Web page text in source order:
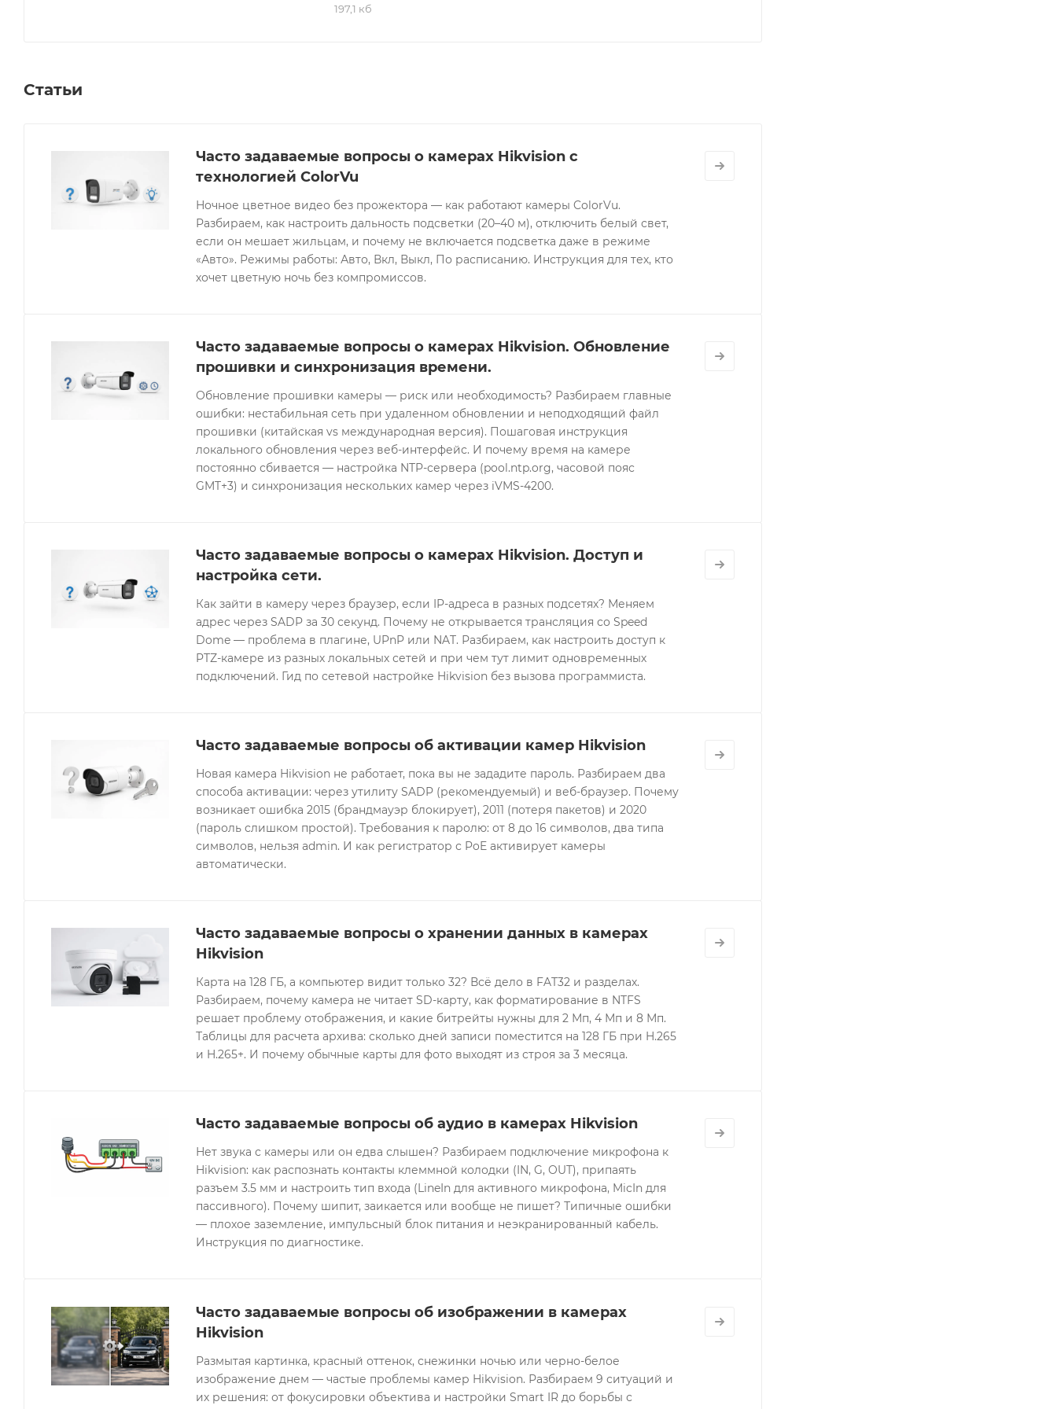
197,1 кб
Статьи
Часто задаваемые вопросы о камерах Hikvision с
технологией ColorVu
Ночное цветное видео без прожектора — как работают камеры ColorVu.
Разбираем, как настроить дальность подсветки (20–40 м), отключить белый свет,
если он мешает жильцам, и почему не включается подсветка даже в режиме
«Авто». Режимы работы: Авто, Вкл, Выкл, По расписанию. Инструкция для тех, кто
хочет цветную ночь без компромиссов.
Часто задаваемые вопросы о камерах Hikvision. Обновление
прошивки и синхронизация времени.
Обновление прошивки камеры — риск или необходимость? Разбираем главные
ошибки: нестабильная сеть при удаленном обновлении и неподходящий файл
прошивки (китайская vs международная версия). Пошаговая инструкция
локального обновления через веб-интерфейс. И почему время на камере
постоянно сбивается — настройка NTP-сервера (pool.ntp.org, часовой пояс
GMT+3) и синхронизация нескольких камер через iVMS-4200.
Часто задаваемые вопросы о камерах Hikvision. Доступ и
настройка сети.
Как зайти в камеру через браузер, если IP-адреса в разных подсетях? Меняем
адрес через SADP за 30 секунд. Почему не открывается трансляция со Speed
Dome — проблема в плагине, UPnP или NAT. Разбираем, как настроить доступ к
PTZ-камере из разных локальных сетей и при чем тут лимит одновременных
подключений. Гид по сетевой настройке Hikvision без вызова программиста.
Часто задаваемые вопросы об активации камер Hikvision
Новая камера Hikvision не работает, пока вы не зададите пароль. Разбираем два
способа активации: через утилиту SADP (рекомендуемый) и веб-браузер. Почему
возникает ошибка 2015 (брандмауэр блокирует), 2011 (потеря пакетов) и 2020
(пароль слишком простой). Требования к паролю: от 8 до 16 символов, два типа
символов, нельзя admin. И как регистратор с PoE активирует камеры
автоматически.
Часто задаваемые вопросы о хранении данных в камерах
Hikvision
Карта на 128 ГБ, а компьютер видит только 32? Всё дело в FAT32 и разделах.
Разбираем, почему камера не читает SD-карту, как форматирование в NTFS
решает проблему отображения, и какие битрейты нужны для 2 Мп, 4 Мп и 8 Мп.
Таблицы для расчета архива: сколько дней записи поместится на 128 ГБ при H.265
и H.265+. И почему обычные карты для фото выходят из строя за 3 месяца.
Часто задаваемые вопросы об аудио в камерах Hikvision
Нет звука с камеры или он едва слышен? Разбираем подключение микрофона к
Hikvision: как распознать контакты клеммной колодки (IN, G, OUT), припаять
разъем 3.5 мм и настроить тип входа (LineIn для активного микрофона, MicIn для
пассивного). Почему шипит, заикается или вообще не пишет? Типичные ошибки
— плохое заземление, импульсный блок питания и неэкранированный кабель.
Инструкция по диагностике.
Часто задаваемые вопросы об изображении в камерах
Hikvision
Размытая картинка, красный оттенок, снежинки ночью или черно-белое
изображение днем — частые проблемы камер Hikvision. Разбираем 9 ситуаций и
их решения: от фокусировки объектива и настройки Smart IR до борьбы с